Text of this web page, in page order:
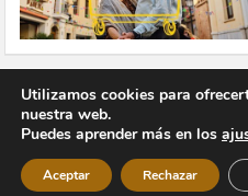
Copyright © 2026 Vivir en Montequinto
Utilizamos cookies para
nuestra web.
Puedes aprender más en los
Aceptar Rechazar